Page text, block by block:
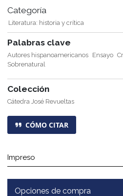
Categoría
Literatura: historia y crítica
Palabras clave
Autores hispanoamericanos Ensayo
Sobrenatural
Colección
Cátedra José Revueltas
CÓMO CITAR
Impreso
Opciones de compra